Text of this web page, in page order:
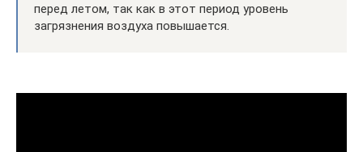
перед летом, так как в этот период уровень
загрязнения воздуха повышается.